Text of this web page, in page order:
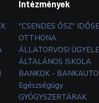
Intézmények
"CSENDES ŐSZ"
OTTHONA
ÁLLATORVOSI
ÁLTALÁNOS ISKOLA
BANKOK -
Egészségügy
GYÓGYSZERTÁRAK